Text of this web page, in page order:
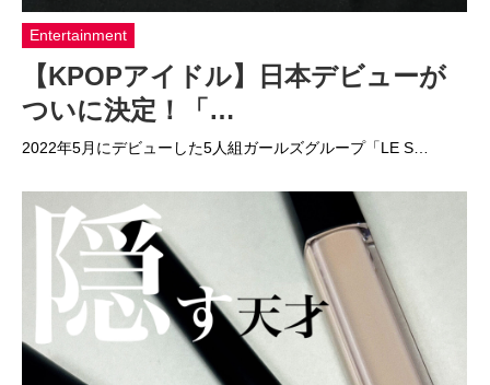
Entertainment
【KPOPアイドル】日本デビューが
ついに決定！「…
2022年5月にデビューした5人組ガールズグループ「LE S…